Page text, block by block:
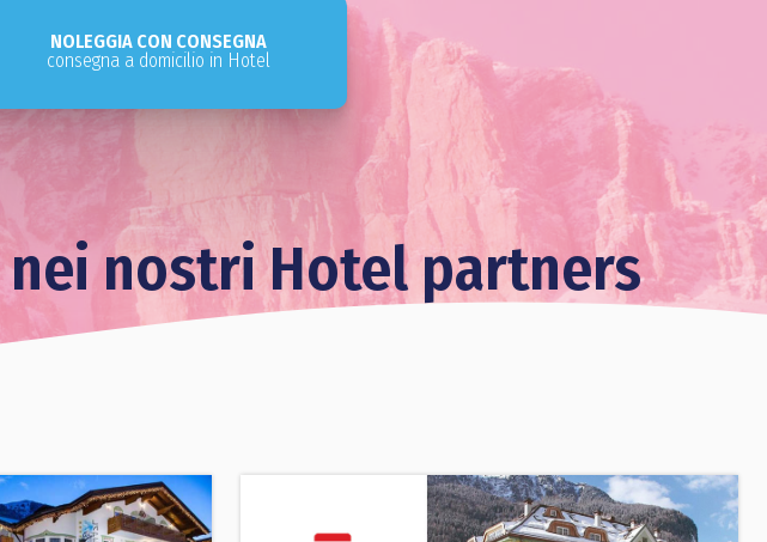
NOLEGGIA CON CONSEGNA
consegna a domicilio in Hotel
nei nostri Hotel partners